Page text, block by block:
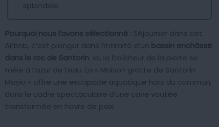
splendide
Pourquoi nous l’avons sélectionné : Séjourner dans cet
Airbnb, c’est plonger dans l’intimité d’un bassin enchâssé
dans le roc de Santorin . Ici, la fraîcheur de la pierre se
mêle à l’azur de l’eau. La « Maison grotte de Santorin
Mayia » offre une escapade aquatique hors du commun,
dans le cadre spectaculaire d’une cave voutée
transformée en havre de paix.